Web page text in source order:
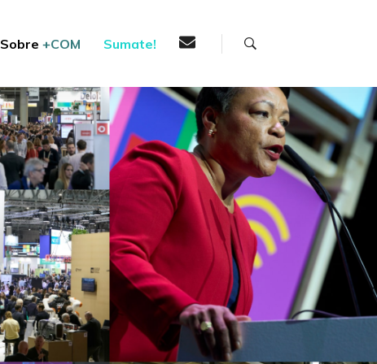
Sobre+COM Sumate!